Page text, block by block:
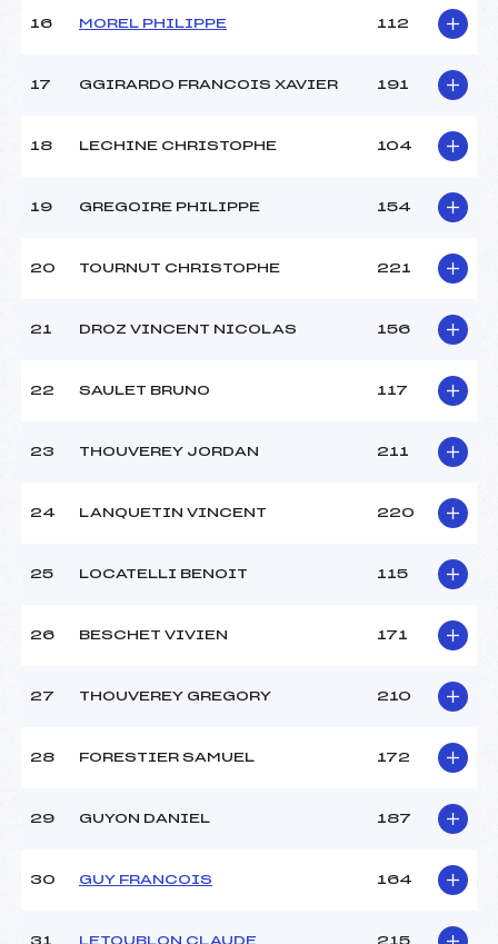
16 MOREL PHILIPPE 112
17 GGIRARDO FRANCOIS XAVIER 191
18 LECHINE CHRISTOPHE 104
19 GREGOIRE PHILIPPE 154
20 TOURNUT CHRISTOPHE 221
21 DROZ VINCENT NICOLAS 156
22 SAULET BRUNO 117
23 THOUVEREY JORDAN 211
24 LANQUETIN VINCENT 220
25 LOCATELLI BENOIT 115
26 BESCHET VIVIEN 171
27 THOUVEREY GREGORY 210
28 FORESTIER SAMUEL 172
29 GUYON DANIEL 187
30 GUY FRANCOIS 164
31 LETOUBLON CLAUDE 215